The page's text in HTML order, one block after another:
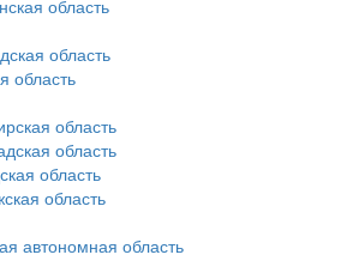
область
область
область
область
область
область
область
автономная область